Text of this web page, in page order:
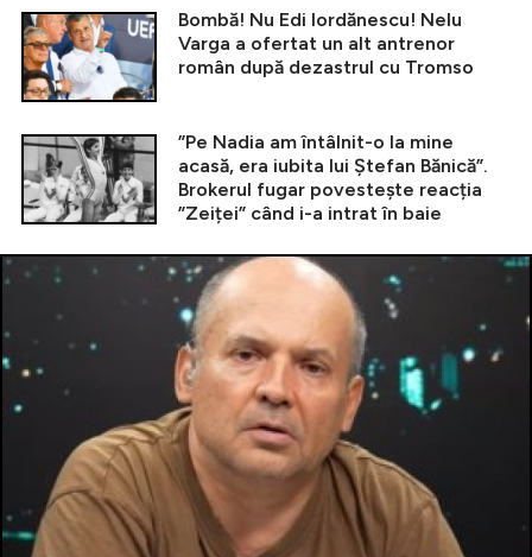
Bombă! Nu Edi Iordănescu! Nelu
Varga a ofertat un alt antrenor
român după dezastrul cu Tromso
”Pe Nadia am întâlnit-o la mine
acasă, era iubita lui Ștefan Bănică”.
Brokerul fugar povestește reacția
”Zeiței” când i-a intrat în baie